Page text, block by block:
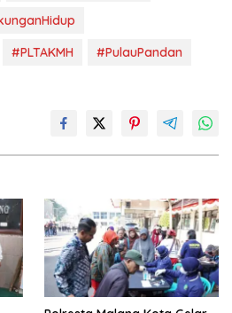
#PLTAKMH #PulauPandan